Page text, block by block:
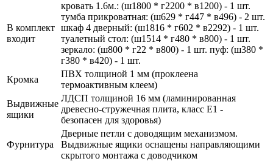
В комплект
входит
кровать 1.6м.: (ш1800 * г2200 * в1200) - 1 шт.
тумба прикроватная: (ш629 * г447 * в496) - 2 шт.
шкаф 4 дверный: (ш1816 * г602 * в2292) - 1 шт.
туалетный стол: (ш1514 * г480 * в800) - 1 шт.
зеркало: (ш800 * г22 * в800) - 1 шт. пуф: (ш380 *
г380 * в420) - 1 шт.
Кромка
ПВХ толщиной 1 мм (проклеена
термоактивным клеем)
Выдвижные
ящики
ЛДСП толщиной 16 мм (ламинированная
древесно-стружечная плита, класс E1 -
безопасен для здоровья)
Фурнитура
Дверные петли с доводящим механизмом.
Выдвижные ящики оснащены направляющими
скрытого монтажа с доводчиком